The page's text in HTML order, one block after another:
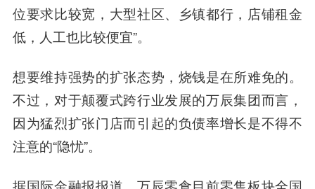
位要求比较宽，大型社区、乡镇都行，店铺租金
低，人工也比较便宜”。
想要维持强势的扩张态势，烧钱是在所难免的。
不过，对于颠覆式跨行业发展的万辰集团而言，
因为猛烈扩张门店而引起的负债率增长是不得不
注意的“隐忧”。
据国际金融报报道，万辰零食目前零售板块全国